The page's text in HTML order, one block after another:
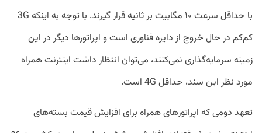
با حداقل سرعت ۱۰ مگابیت بر ثانیه قرار گیرند. با توجه به اینکه 3G
کم‌کم در حال خروج از دایره فناوری است و اپراتورها دیگر در این
زمینه سرمایه‌گذاری نمی‌کنند، می‌توان انتظار داشت اینترنت همراه
مورد نظر این سند، حداقل 4G‌ است.
تعهد دومی که اپراتورهای همراه برای افزایش قیمت بسته‌های